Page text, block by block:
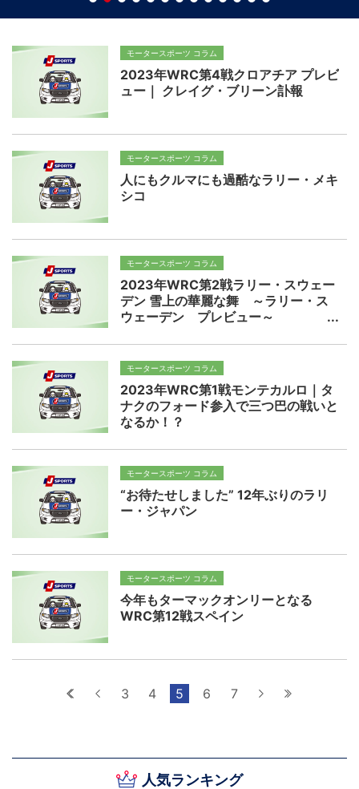
人気ランキング
モータースポーツ コラム
2023年WRC第4戦クロアチア プレビ
ュー｜ クレイグ・ブリーン訃報
モータースポーツ コラム
人にもクルマにも過酷なラリー・メキ
シコ
モータースポーツ コラム
2023年WRC第2戦ラリー・スウェー
デン 雪上の華麗な舞 ～ラリー・ス
ウェーデン プレビュー～
モータースポーツ コラム
2023年WRC第1戦モンテカルロ｜タ
ナクのフォード参入で三つ巴の戦いと
なるか！？
モータースポーツ コラム
“お待たせしました” 12年ぶりのラリ
ー・ジャパン
モータースポーツ コラム
今年もターマックオンリーとなる
WRC第12戦スペイン
最初へ前へ
3 4 5 6 7 次へ